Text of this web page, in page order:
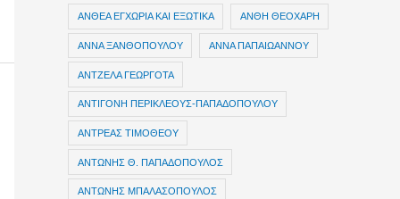
ΑΝΘΕΑ ΕΓΧΩΡΙΑ ΚΑΙ ΕΞΩΤΙΚΑ ΑΝΘΗ ΘΕΟΧΑΡΗ
ΑΝΝΑ ΞΑΝΘΟΠΟΥΛΟΥ ΑΝΝΑ ΠΑΠΑΙΩΑΝΝΟΥ
ΑΝΤΖΕΛΑ ΓΕΩΡΓΟΤΑ
ΑΝΤΙΓΟΝΗ ΠΕΡΙΚΛΕΟΥΣ-ΠΑΠΑΔΟΠΟΥΛΟΥ
ΑΝΤΡΕΑΣ ΤΙΜΟΘΕΟΥ
ΑΝΤΩΝΗΣ Θ. ΠΑΠΑΔΟΠΟΥΛΟΣ
ΑΝΤΩΝΗΣ ΜΠΑΛΑΣΟΠΟΥΛΟΣ